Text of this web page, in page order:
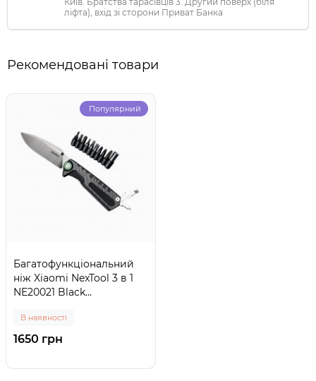
ліфта), вхід зі сторони Приват Банка
Рекомендовані товари
Популярний
Багатофункціональний
ніж Xiaomi NexTool 3 в 1
NE20021 Black
В наявності
1650 грн